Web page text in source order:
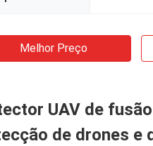
Melhor Preço
UAV de
de drones e